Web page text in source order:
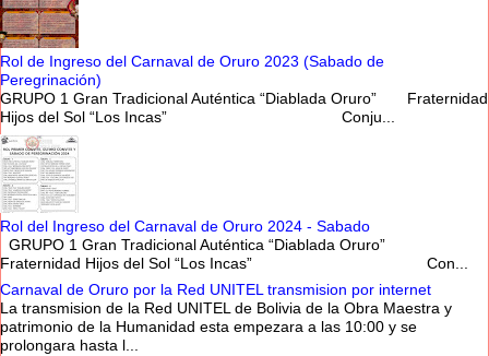
Rol de Ingreso del Carnaval de Oruro 2023 (Sabado de
Peregrinación)
GRUPO 1 Gran Tradicional Auténtica “Diablada Oruro” Fraternidad
Hijos del Sol “Los Incas” Conju...
Rol del Ingreso del Carnaval de Oruro 2024 - Sabado
GRUPO 1 Gran Tradicional Auténtica “Diablada Oruro”
Fraternidad Hijos del Sol “Los Incas” Con...
Carnaval de Oruro por la Red UNITEL transmision por internet
La transmision de la Red UNITEL de Bolivia de la Obra Maestra y
patrimonio de la Humanidad esta empezara a las 10:00 y se
prolongara hasta l...